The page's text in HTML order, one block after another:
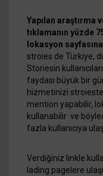
Yapılan
tıklamanın yüzde
lokasyon
stroies de Türkiye,
Storiesin
faydası büyük bir
hizmetinizi stroieste
mention yapabilir,
kullanabilir ve
fazla kullanıcıya
Verdiğiniz linkle
lading pagelere